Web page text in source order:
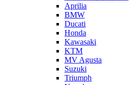
Aprilia
BMW
Ducati
Honda
Kawasaki
KTM
MV Agusta
Suzuki
Triumph